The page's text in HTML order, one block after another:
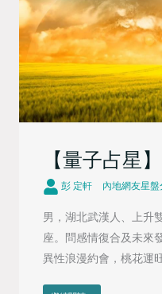
【量子占星
彭 定軒 內地網友星盤
男，湖北武漢人、上升
座。問感情復合及未來
異性浪漫約會，桃花運